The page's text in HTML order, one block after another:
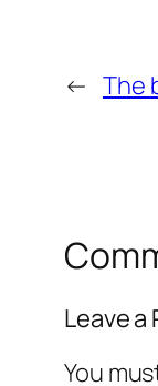
← The
Leave a
You